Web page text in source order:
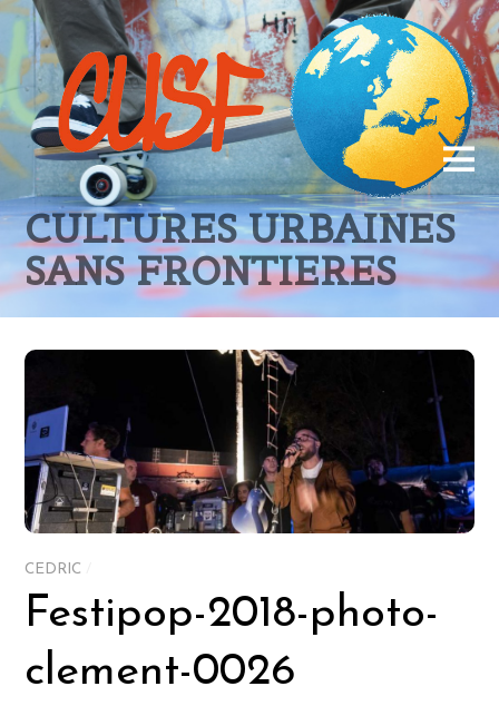
CULTURES URBAINES
SANS FRONTIERES
CEDRIC
Festipop-2018-photo-
clement-0026